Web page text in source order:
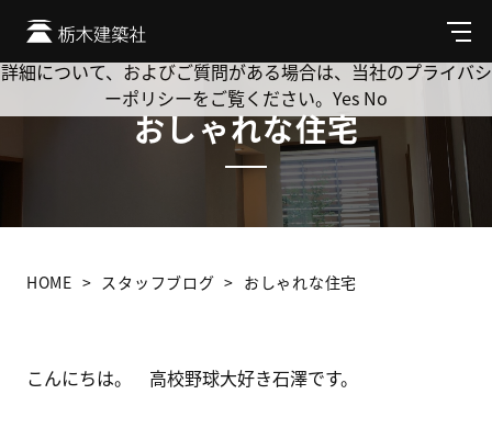
メ
ニ
ュ
おしゃれな住宅
HOME スタッフブログ おしゃれな住宅
こんにちは。 高校野球大好き石澤です。
Cookie を使用して、お客様の活動を追跡してもよろしいです
か? 当社ではお客様のプライバシーを極めて重視しています。
詳細について、およびご質問がある場合は、当社のプライバシ
ーポリシーをご覧ください。 Yes No